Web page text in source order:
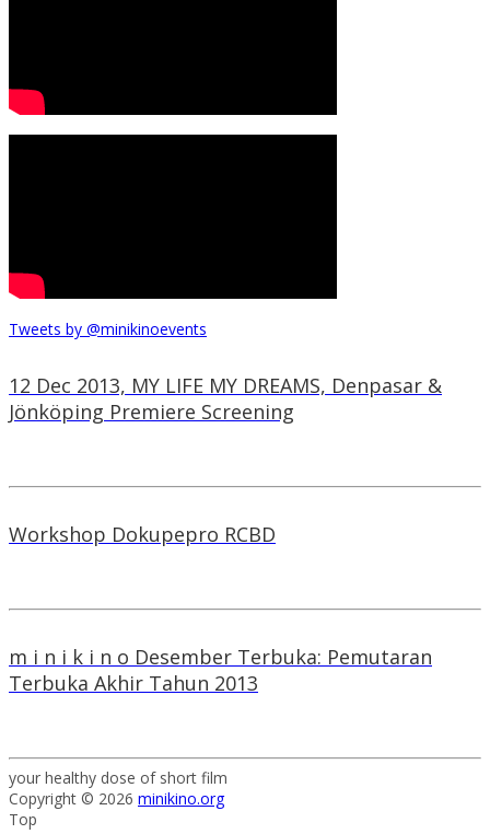
Tweets by @minikinoevents
12 Dec 2013, MY LIFE MY DREAMS, Denpasar &
Jönköping Premiere Screening
Workshop Dokupepro RCBD
m i n i k i n o Desember Terbuka: Pemutaran
Terbuka Akhir Tahun 2013
your healthy dose of short film
Copyright © 2026 minikino.org
Top